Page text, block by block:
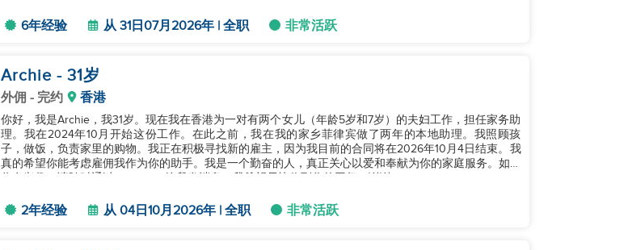
6年经验 从 31日07月2026年 | 全职 非常活跃
Archie - 31岁
外佣 - 完约 香港
你好，我是Archie，我31岁。现在我在香港为一对有两个女儿（年龄5岁和7岁）的夫妇工作，担任家务助
理。我在2024年10月开始这份工作。在此之前，我在我的家乡菲律宾做了两年的本地助理。我照顾孩
子，做饭，负责家里的购物。我正在积极寻找新的雇主，因为我目前的合同将在2026年10月4日结束。我
真的希望你能考虑雇佣我作为你的助手。我是一个勤奋的人，真正关心以爱和奉献为你的家庭服务。如果
2年经验 从 04日10月2026年 | 全职 非常活跃